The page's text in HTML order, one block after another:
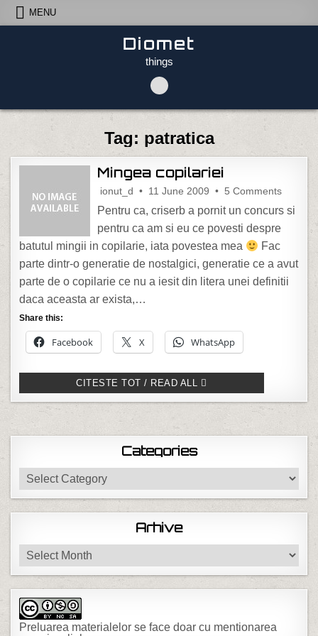
Skip to content
MENU
Diomet
things
Tag: patratica
Mingea copilariei
ionut_d 11 June 2009 5 Commentson
Pentru ca, criserb a pornit un concurs si
pentru ca am si eu ce povesti despre
batutul mingii in copilarie, iata povestea mea
Fac
parte dintr-o generatie de nostalgici, generatie ce a avut
parte de o copilarie ce nu a iesit din litera unei definitii
daca aceasta ar exista,…
Share this:
Facebook X WhatsApp
CITESTE TOT / READ ALL MINGEA COPILARIEI
Categories
Categories
Arhive
Arhive
Preluarea materialelor se face doar cu mentionarea